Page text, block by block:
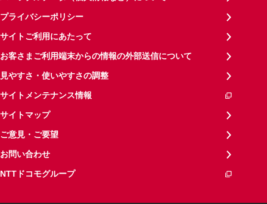
プライバシーポリシー
サイトご利用にあたって
お客さまご利用端末からの情報の外部送信について
見やすさ・使いやすさの調整
サイトメンテナンス情報
サイトマップ
ご意見・ご要望
お問い合わせ
NTTドコモグループ